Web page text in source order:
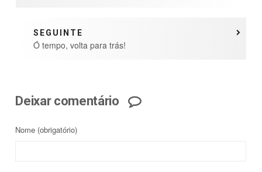
SEGUINTE
Ó tempo, volta para trás!
Deixar comentário
Nome (obrigatório)